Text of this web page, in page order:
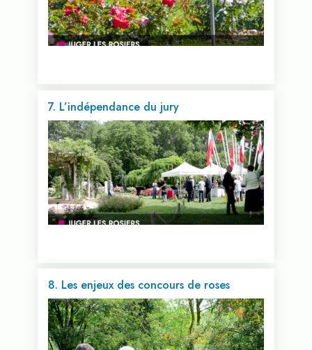
Voir cette vidéo...
7. L’indépendance du jury
Voir cette vidéo...
8. Les enjeux des concours de roses